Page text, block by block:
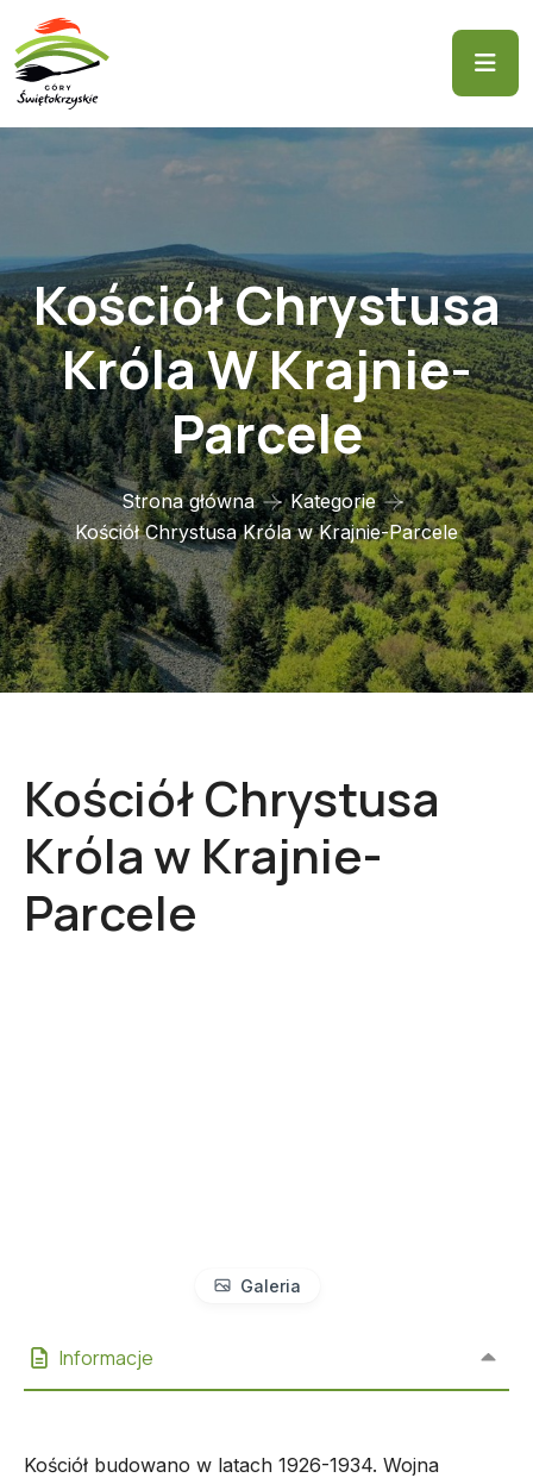
Kościół Chrystusa
Króla W Krajnie-
Parcele
Strona główna
Kategorie
Kościół Chrystusa Króla w Krajnie-Parcele
Kościół Chrystusa
Króla w Krajnie-
Parcele
Galeria
Informacje
Kościół budowano w latach 1926-1934. Wojna